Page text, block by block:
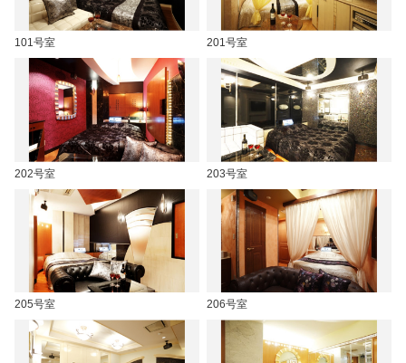
101号室 201号室
202号室 203号室
205号室 206号室